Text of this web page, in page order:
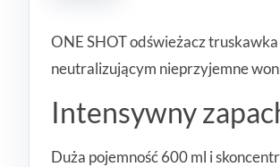
ONE SHOT odświeżacz
neutralizującym nieprzyjemne
Intensywny
Duża pojemność 600 ml i